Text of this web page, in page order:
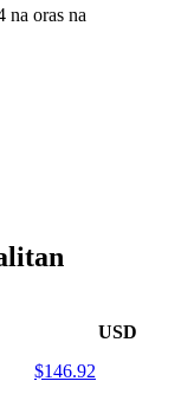
na oras na
USD
$146.92